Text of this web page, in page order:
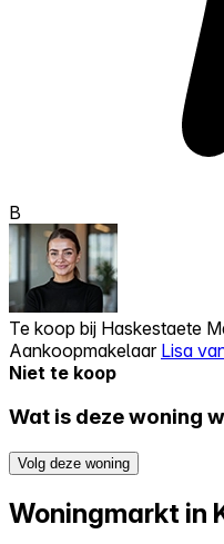
B
Te koop bij Haskestaete
Aankoopmakelaar Lisa
Niet te koop
Wat is deze woning
Volg deze woning
Woningmarkt in